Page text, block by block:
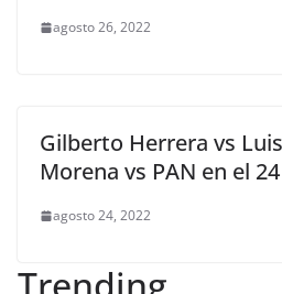
agosto 26, 2022
Gilberto Herrera vs
Morena vs PAN en el 24
agosto 24, 2022